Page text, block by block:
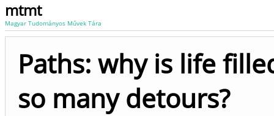
mtmt
Magyar Tudományos Művek Tára
Paths: why is life
so many detours?